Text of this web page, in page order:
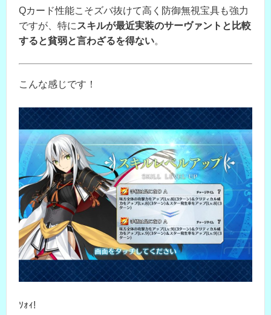
Qカード性能こそズバ抜けて高く防御無視宝具も強力
ですが、特に スキルが最近実装のサーヴァントと比較
すると貧弱と言わざるを得ない。
こんな感じです！
ｿｫｨ!